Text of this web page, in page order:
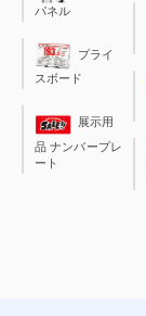
パネル
プライ
スボード
展示用
品 ナンバープレ
ート